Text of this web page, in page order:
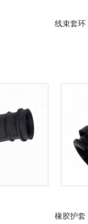
线束套环
橡胶护套